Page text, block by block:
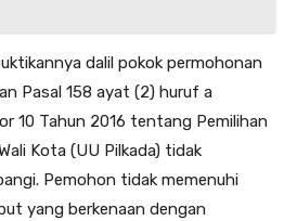
dalil pokok permohonan
Pasal 158 ayat (2) huruf a
10 Tahun 2016 tentang Pemilihan
Kota (UU Pilkada) tidak
Pemohon tidak memenuhi
yang berkenaan dengan